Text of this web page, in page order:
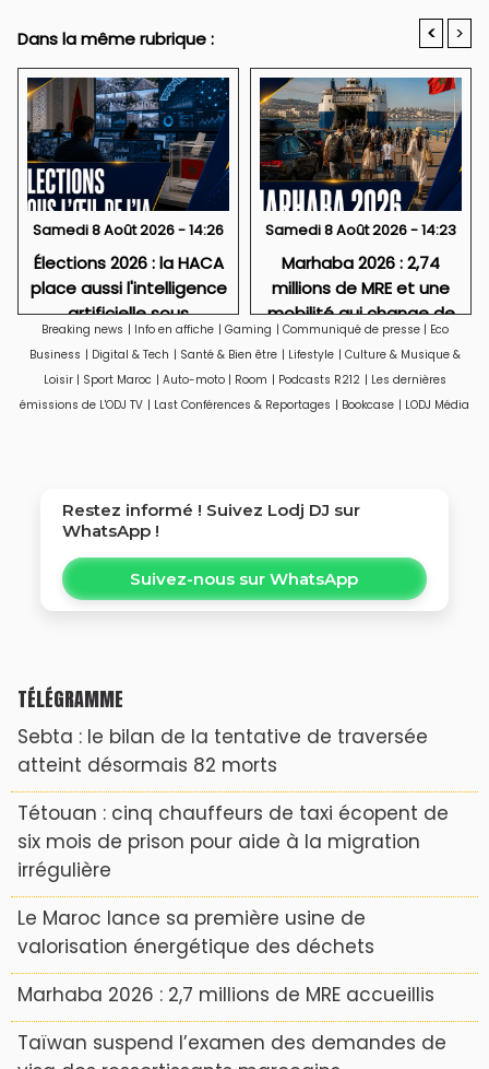
Dans la même rubrique : < >
Samedi 8 Août 2026 - 14:26
Élections 2026 : la HACA
place aussi l'intelligence
artificielle sous
surveillance
Samedi 8 Août 2026 - 14:23
Marhaba 2026 : 2,74
millions de MRE et une
mobilité qui change de
visage
Breaking news | Info en affiche | Gaming | Communiqué de presse | Eco
Business | Digital & Tech | Santé & Bien être | Lifestyle | Culture & Musique &
Loisir | Sport Maroc | Auto-moto | Room | Podcasts R212 | Les dernières
émissions de L'ODJ TV | Last Conférences & Reportages | Bookcase | LODJ Média
Restez informé ! Suivez Lodj DJ sur
WhatsApp !
Suivez-nous sur WhatsApp
TÉLÉGRAMME
Sebta : le bilan de la tentative de traversée
atteint désormais 82 morts
Tétouan : cinq chauffeurs de taxi écopent de
six mois de prison pour aide à la migration
irrégulière
Le Maroc lance sa première usine de
valorisation énergétique des déchets
Marhaba 2026 : 2,7 millions de MRE accueillis
Taïwan suspend l’examen des demandes de